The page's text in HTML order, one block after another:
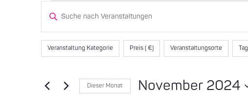
Veranstaltungen
Veranstaltungen
Suche
und
Ansichten,
Bitte
eingeben.
Suche
nach
Schlüsselwort.
Filter
Das
Ändern
Eingabefelder
Veranstaltung Kategorie Preis ( €) Veranstaltungsorte Tag
Dieser Monat November 2024